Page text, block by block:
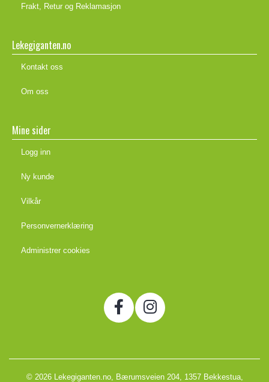
Frakt, Retur og Reklamasjon
Lekegiganten.no
Kontakt oss
Om oss
Mine sider
Logg inn
Ny kunde
Vilkår
Personvernerklæring
Administrer cookies
© 2026 Lekegiganten.no, Bærumsveien 204, 1357 Bekkestua,